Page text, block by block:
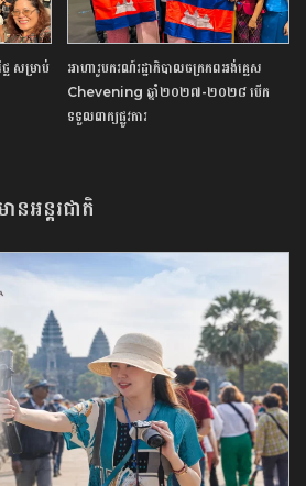
ៃ​ ​សម្រាប់​
អាហារូបករណ៍​រដ្ឋាភិបាល​ចក្រភព​អង់គ្លេស​ ​
Chevening​ ​ឆ្នាំ​២០២៧​-​២០២៨​ ​បើក​
ទទួល​ពាក្យ​ផ្លូវការ​
នអន្តរជាតិ